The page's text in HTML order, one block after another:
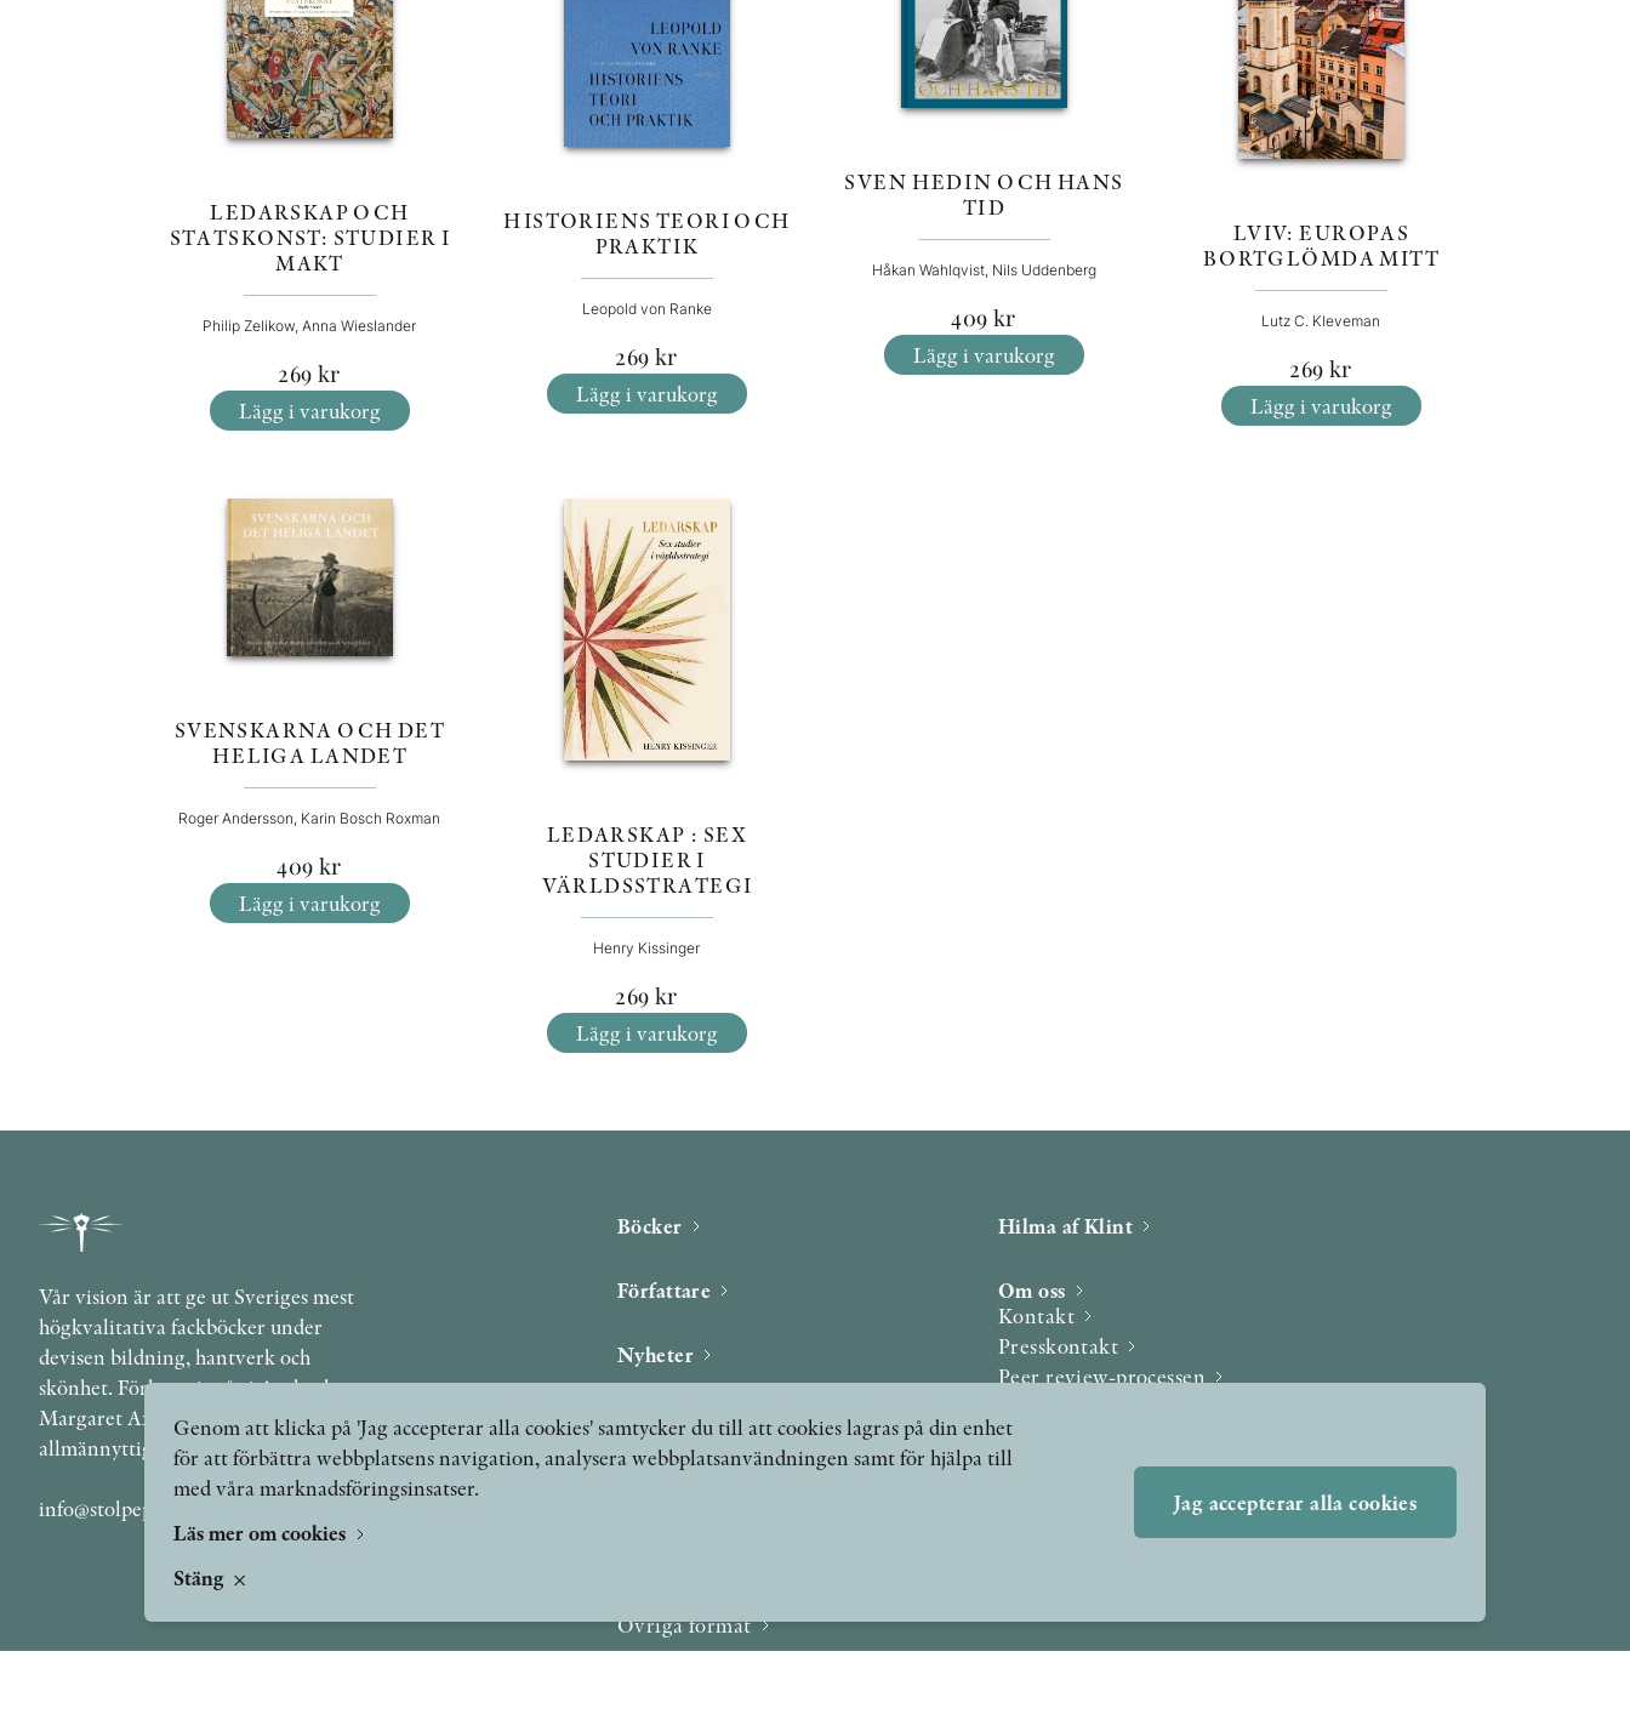
LEDARSKAP OCH
STATSKONST: STUDIER I
MAKT
Philip Zelikow, Anna Wieslander
269 kr
Lägg i varukorg
HISTORIENS TEORI OCH
PRAKTIK
Leopold von Ranke
269 kr
Lägg i varukorg
SVEN HEDIN OCH HANS
TID
Håkan Wahlqvist, Nils Uddenberg
409 kr
Lägg i varukorg
LVIV: EUROPAS
BORTGLÖMDA MITT
Lutz C. Kleveman
269 kr
Lägg i varukorg
SVENSKARNA OCH DET
HELIGA LANDET
Roger Andersson, Karin Bosch Roxman
409 kr
Lägg i varukorg
LEDARSKAP : SEX
STUDIER I
VÄRLDSSTRATEGI
Henry Kissinger
269 kr
Lägg i varukorg
Vår vision är att ge ut Sveriges mest
högkvalitativa fackböcker under
devisen bildning, hantverk och
skönhet. Förlaget ingår i Axel och
Margaret Ax:son Johnsons stiftelse för
allmännyttiga ändamål.
info@stolpepublishing.se
Böcker
Författare
Nyheter
Podcast & video
Yukiko och Patrik möter
Stolpe Stories
Övriga format
Hilma af Klint
Om oss
Kontakt
Presskontakt
Peer review-processen
Genom att klicka på 'Jag accepterar alla cookies' samtycker du till att cookies lagras på din enhet
för att förbättra webbplatsens navigation, analysera webbplatsanvändningen samt för hjälpa till
med våra marknadsföringsinsatser.
Läs mer om cookies
Stäng
Jag accepterar alla cookies